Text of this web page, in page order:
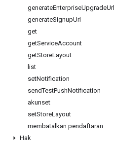
generateEnterpriseUpgradeUrl
generateSignupUrl
get
getServiceAccount
getStoreLayout
list
setNotification
sendTestPushNotification
akunset
setStoreLayout
membatalkan pendaftaran
Hak